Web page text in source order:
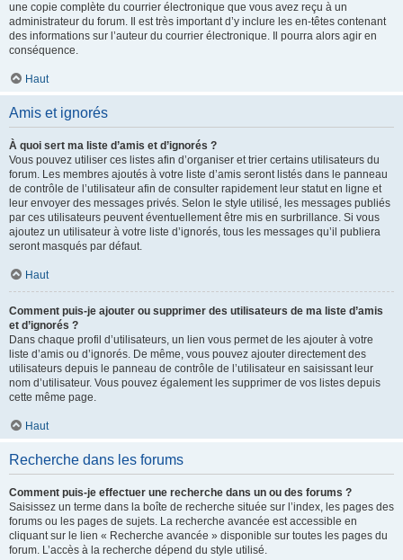
une copie complète du courrier électronique que vous avez reçu à un
administrateur du forum. Il est très important d’y inclure les en-têtes contenant
des informations sur l’auteur du courrier électronique. Il pourra alors agir en
conséquence.
Haut
Amis et ignorés
À quoi sert ma liste d’amis et d’ignorés ?
Vous pouvez utiliser ces listes afin d’organiser et trier certains utilisateurs du
forum. Les membres ajoutés à votre liste d’amis seront listés dans le panneau
de contrôle de l’utilisateur afin de consulter rapidement leur statut en ligne et
leur envoyer des messages privés. Selon le style utilisé, les messages publiés
par ces utilisateurs peuvent éventuellement être mis en surbrillance. Si vous
ajoutez un utilisateur à votre liste d’ignorés, tous les messages qu’il publiera
seront masqués par défaut.
Haut
Comment puis-je ajouter ou supprimer des utilisateurs de ma liste d’amis
et d’ignorés ?
Dans chaque profil d’utilisateurs, un lien vous permet de les ajouter à votre
liste d’amis ou d’ignorés. De même, vous pouvez ajouter directement des
utilisateurs depuis le panneau de contrôle de l’utilisateur en saisissant leur
nom d’utilisateur. Vous pouvez également les supprimer de vos listes depuis
cette même page.
Haut
Recherche dans les forums
Comment puis-je effectuer une recherche dans un ou des forums ?
Saisissez un terme dans la boîte de recherche située sur l’index, les pages des
forums ou les pages de sujets. La recherche avancée est accessible en
cliquant sur le lien « Recherche avancée » disponible sur toutes les pages du
forum. L’accès à la recherche dépend du style utilisé.